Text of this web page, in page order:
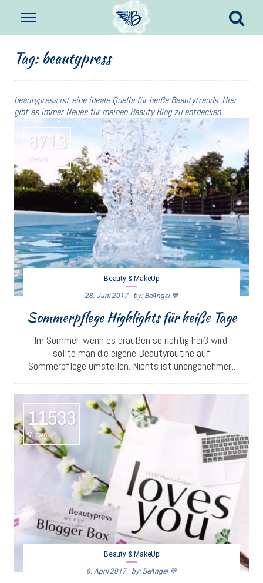
Tag:beautypress
beautypress ist eine ideale Quelle für heiße Beautytrends. Hier
gibt es immer Neues für meinen Beauty Blog zu entdecken.
8713
Views
Beauty & MakeUp
28. Juni 2017 By: BeAngel 💙
Sommerpflege Highlights für heiße Tage
Im Sommer, wenn es draußen so richtig heiß wird,
sollte man die eigene Beautyroutine auf
Sommerpflege umstellen. Nichts ist unangenehmer...
11533
Views
Beauty & MakeUp
8. April 2017 By: BeAngel 💙